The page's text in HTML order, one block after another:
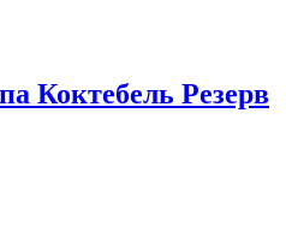
Коктебель Резерв